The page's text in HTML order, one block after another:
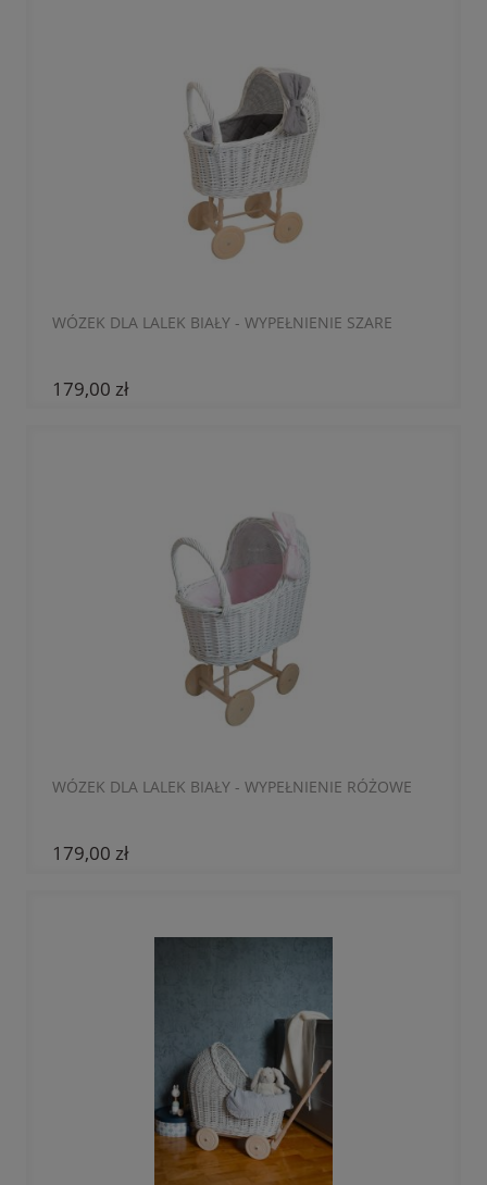
WÓZEK DLA LALEK BIAŁY - WYPEŁNIENIE SZARE
179,00 zł
WÓZEK DLA LALEK BIAŁY - WYPEŁNIENIE RÓŻOWE
179,00 zł